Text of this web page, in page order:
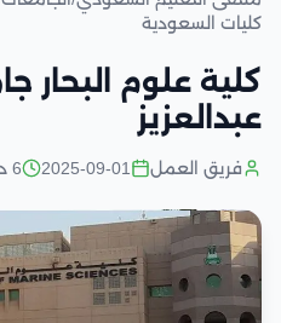
كليات السعودية
كلية علوم البحار
عبدالعزيز
فريق العمل 2025-09-01 6 دقائق قراءة